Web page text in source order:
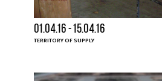
01.04.16 - 15.04.16
TERRITORY OF SUPPLY